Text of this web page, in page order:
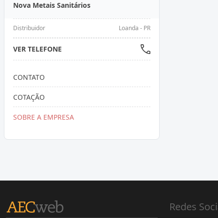
Nova Metais Sanitários
Distribuidor Loanda - PR
VER TELEFONE
CONTATO
COTAÇÃO
SOBRE A EMPRESA
Redes